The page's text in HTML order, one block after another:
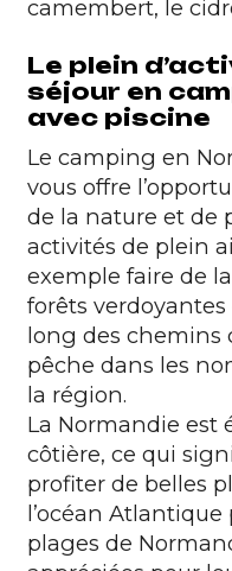
camembert, le
Le plein
séjour en
avec piscine
Le camping en
vous offre
de la nature et de
activités de plein
exemple faire de
forêts
long des chemins
pêche dans les
la région.
La Normandie est
côtière, ce qui
profiter de belles
l’océan
plages de